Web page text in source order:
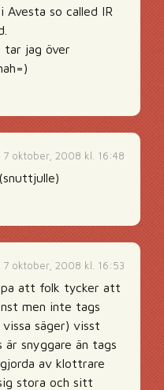
so called IR
tar jag över
7 oktober, 2008 kl. 16:48
7 oktober, 2008 kl. 16:53
att folk tycker att
men inte tags
säger) visst
snyggare än tags
av klottrare
stora och sitt